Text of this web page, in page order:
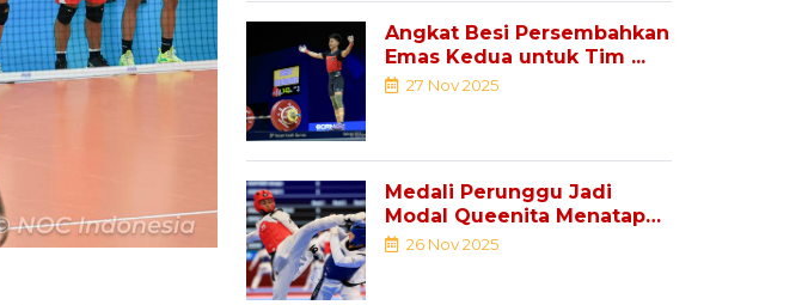
Angkat Besi Persembahkan
Emas Kedua untuk Tim ...
27 Nov 2025
Medali Perunggu Jadi
Modal Queenita Menatap
Youth ...
26 Nov 2025